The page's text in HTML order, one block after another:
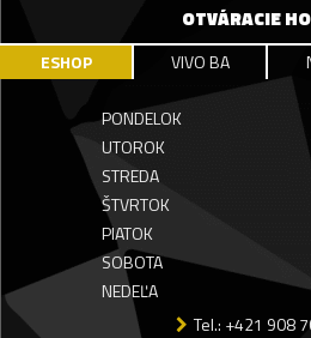
OTVÁRACIE
ESHOP VIVO BA
PONDELOK
UTOROK
STREDA
ŠTVRTOK
PIATOK
SOBOTA
NEDEĽA
Tel.: +421 908